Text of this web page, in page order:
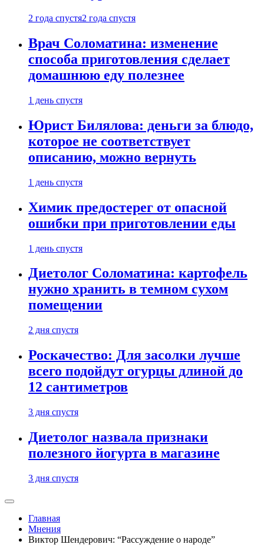
2 года спустя2 года спустя
Врач Соломатина: изменение
способа приготовления сделает
домашнюю еду полезнее
1 день спустя
Юрист Билялова: деньги за блюдо,
которое не соответствует
описанию, можно вернуть
1 день спустя
Химик предостерег от опасной
ошибки при приготовлении еды
1 день спустя
Диетолог Соломатина: картофель
нужно хранить в темном сухом
помещении
2 дня спустя
Роскачество: Для засолки лучше
всего подойдут огурцы длиной до
12 сантиметров
3 дня спустя
Диетолог назвала признаки
полезного йогурта в магазине
3 дня спустя
Главная
Мнения
Виктор Шендерович: “Рассуждение о народе”